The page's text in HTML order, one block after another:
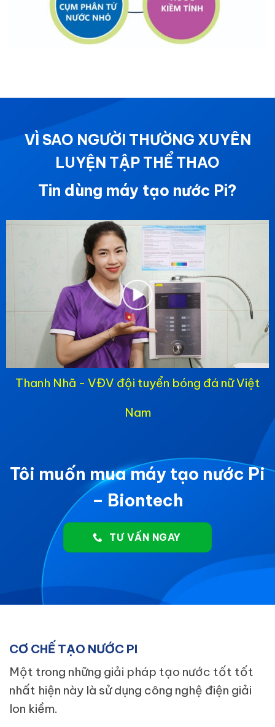
VÌ SAO NGƯỜI THƯỜNG XUYÊN
LUYỆN TẬP THỂ THAO
Tin dùng máy tạo nước Pi?
Thanh Nhã - VĐV đội tuyển bóng đá nữ Việt
Nam
Tôi muốn mua máy tạo nước Pi
– Biontech
TƯ VẤN NGAY
CƠ CHẾ TẠO NƯỚC PI
Một trong những giải pháp tạo nước tốt tốt
nhất hiện này là sử dụng công nghệ điện giải
Ion kiềm.